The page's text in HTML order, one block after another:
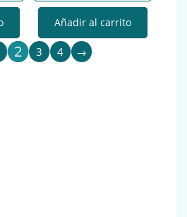
Añadir al carrito
2 3 4 →